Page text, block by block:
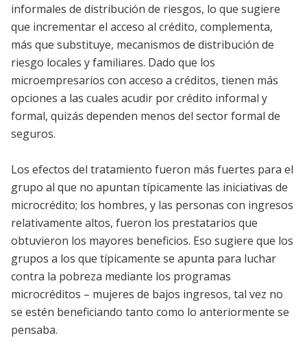
informales de distribución de riesgos, lo que sugiere
que incrementar el acceso al crédito, complementa,
más que substituye, mecanismos de distribución de
riesgo locales y familiares. Dado que los
microempresarios con acceso a créditos, tienen más
opciones a las cuales acudir por crédito informal y
formal, quizás dependen menos del sector formal de
seguros.
Los efectos del tratamiento fueron más fuertes para el
grupo al que no apuntan típicamente las iniciativas de
microcrédito; los hombres, y las personas con ingresos
relativamente altos, fueron los prestatarios que
obtuvieron los mayores beneficios. Eso sugiere que los
grupos a los que típicamente se apunta para luchar
contra la pobreza mediante los programas
microcréditos – mujeres de bajos ingresos, tal vez no
se estén beneficiando tanto como lo anteriormente se
pensaba.